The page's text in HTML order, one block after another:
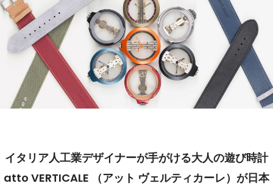
イタリア人工業デザイナーが手がける大人の遊び時計
atto VERTICALE （アット ヴェルティカーレ）が日本